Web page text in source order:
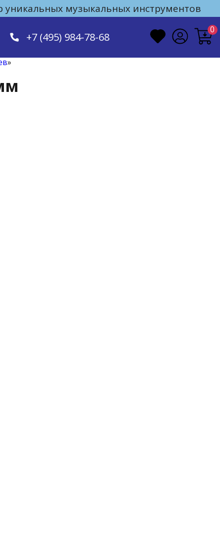
музыкальных инструментов
+7 (495) 984-78-68
0
»